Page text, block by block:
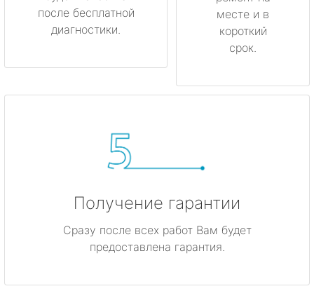
после бесплатной
диагностики.
месте и в
короткий
срок.
Получение гарантии
Сразу после всех работ Вам будет
предоставлена гарантия.